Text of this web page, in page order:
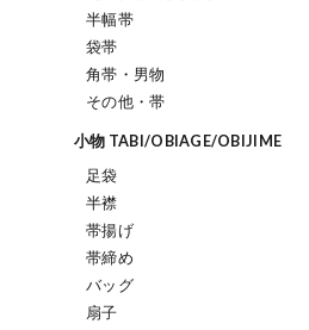
半幅帯
袋帯
角帯・男物
その他・帯
小物 TABI/OBIAGE/OBIJIME
足袋
半襟
帯揚げ
帯締め
バッグ
扇子